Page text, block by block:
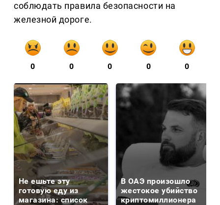
соблюдать правила безопасности на
железной дороге.
0 0 0 0 0
Не ешьте эту
готовую еду из
магазина: список
В ОАЭ произошло
жестокое убийство
криптомиллионера